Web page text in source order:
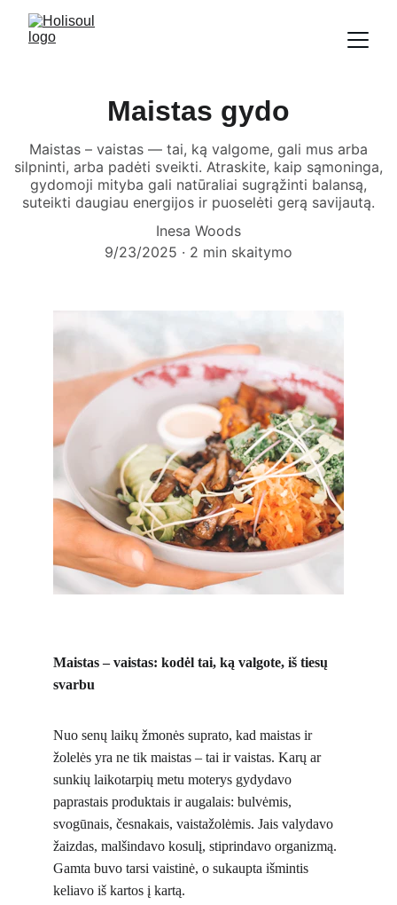
Maistas gydo
Maistas – vaistas — tai, ką valgome, gali mus arba
silpninti, arba padėti sveikti. Atraskite, kaip sąmoninga,
gydomoji mityba gali natūraliai sugrąžinti balansą,
suteikti daugiau energijos ir puoselėti gerą savijautą.
Inesa Woods
9/23/2025
2 min skaitymo
Maistas – vaistas: kodėl tai, ką valgote, iš tiesų
svarbu
Nuo senų laikų žmonės suprato, kad maistas ir
žolelės yra ne tik maistas – tai ir vaistas. Karų ar
sunkių laikotarpių metu moterys gydydavo
paprastais produktais ir augalais: bulvėmis,
svogūnais, česnakais, vaistažolėmis. Jais valydavo
žaizdas, malšindavo kosulį, stiprindavo organizmą.
Gamta buvo tarsi vaistinė, o sukaupta išmintis
keliavo iš kartos į kartą.